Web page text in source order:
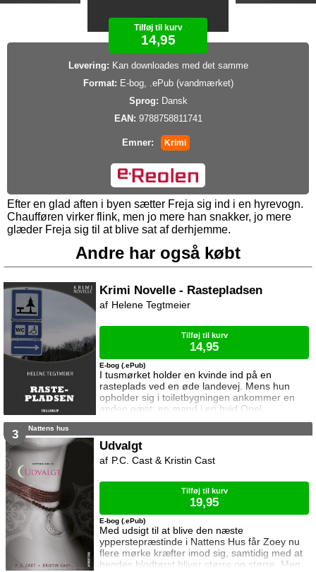
Tilføj til kurv
14,95
Levering: Kan downloades med det samme
Format: E-bog, .ePub (vandmærket)
Sprog: Dansk
EAN: 9788758811741
Emner: Krimi
Efter en glad aften i byen sætter Freja sig ind i en hyrevogn.
Chaufføren virker flink, men jo mere han snakker, jo mere
glæder Freja sig til at blive sat af derhjemme.
Andre har også købt
Krimi Novelle - Rastepladsen
I tusmørket holder en kvinde ind på en
rasteplads ved en øde landevej. Mens hun
opholder sig i toiletbygningen ankommer en
anden gæst; en mand i en hvid Opel.
E-bog (.ePub)
Helene Tegtmeier
Tilføj til kurv
14,95
3 Nattens hus
Udvalgt
Med udsigt til at blive den næste
ypperstepræstinde i Nattens Hus får Zoey nu
flere mørke kræfter imod sig, samtidig med at
hendes blodtørst bliver større og større. Men
E-bog (.ePub)
P.C. Cast & Kristin Cast
Tilføj til kurv
19,95